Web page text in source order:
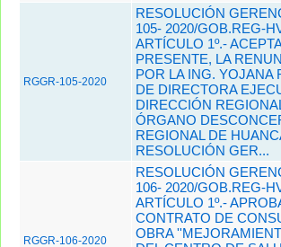
RGGR-105-2020
RESOLUCIÓN
105- 2020/GOB.REG-
ARTÍCULO 1º.-
PRESENTE, LA
POR LA ING. YOJANA
DE DIRECTORA
DIRECCIÓN
ÓRGANO
REGIONAL DE
RESOLUCIÓN GER...
RGGR-106-2020
RESOLUCIÓN
106- 2020/GOB.REG-
ARTÍCULO 1º.-
CONTRATO DE
OBRA